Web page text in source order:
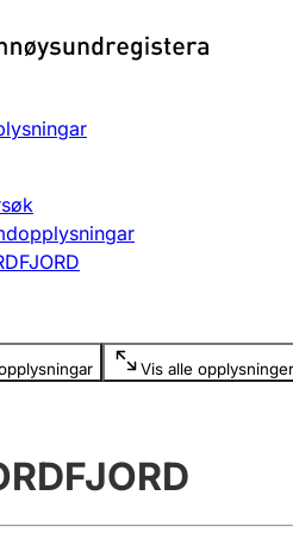
slette
Vis alle opplysninger
er skjult